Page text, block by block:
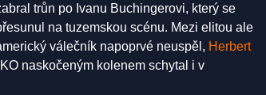
trůn po Ivanu Buchingerovi, který se
na tuzemskou scénu. Mezi elitou ale
válečník napoprvé neuspěl, Herbert
naskočeným kolenem schytal i v